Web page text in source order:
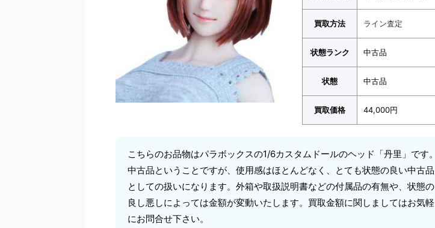
買取方法 ライン査定
状態ランク 中古品
状態 中古品
買取価格 44,000円
こちらのお品物はパラボックスの1/6カスタムドールのヘッド「丹里」です。
中古品ということですが、使用感はほとんどなく、とても状態の良い中古品
としての扱いになります。外箱や取扱説明書などの付属品の有無や、状態の
良し悪しによっては金額が変動いたします。買取金額に関しましてはお気軽
にお問合せ下さい。